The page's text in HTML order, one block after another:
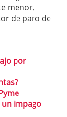
menor,
de paro de
por
un impago